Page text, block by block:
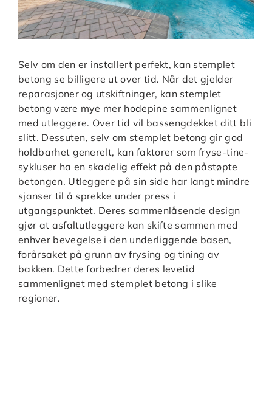
Selv om den er installert perfekt, kan stemplet
betong se billigere ut over tid. Når det gjelder
reparasjoner og utskiftninger, kan stemplet
betong være mye mer hodepine sammenlignet
med utleggere. Over tid vil bassengdekket ditt bli
slitt. Dessuten, selv om stemplet betong gir god
holdbarhet generelt, kan faktorer som fryse-tine-
sykluser ha en skadelig effekt på den påstøpte
betongen. Utleggere på sin side har langt mindre
sjanser til å sprekke under press i
utgangspunktet. Deres sammenlåsende design
gjør at asfaltutleggere kan skifte sammen med
enhver bevegelse i den underliggende basen,
forårsaket på grunn av frysing og tining av
bakken. Dette forbedrer deres levetid
sammenlignet med stemplet betong i slike
regioner.